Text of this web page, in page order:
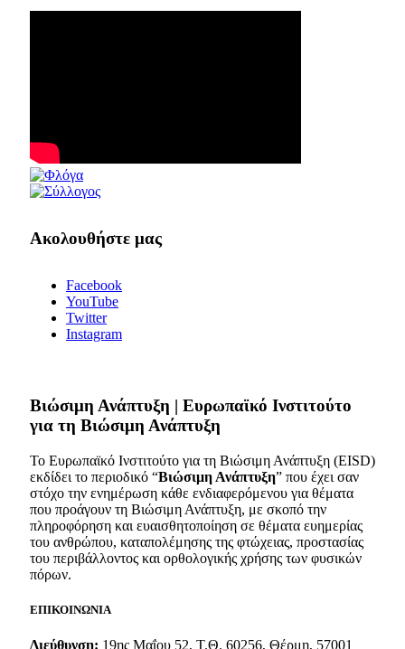
Ακολουθήστε μας
Facebook
YouTube
Twitter
Instagram
Bιώσιμη Ανάπτυξη | Ευρωπαϊκό Ινστιτούτο
για τη Βιώσιμη Ανάπτυξη
Το Ευρωπαϊκό Ινστιτούτο για τη Βιώσιμη Ανάπτυξη (EISD)
εκδίδει το περιοδικό “Βιώσιμη Ανάπτυξη” που έχει σαν
στόχο την ενημέρωση κάθε ενδιαφερόμενου για θέματα
που προάγουν τη Βιώσιμη Ανάπτυξη, με σκοπό την
πληροφόρηση και ευαισθητοποίηση σε θέματα ευημερίας
του ανθρώπου, καταπολέμησης της φτώχειας, προστασίας
του περιβάλλοντος και ορθολογικής χρήσης των φυσικών
πόρων.
ΕΠΙΚΟΙΝΩΝΙΑ
Διεύθυνση: 19ης Μαΐου 52, Τ.Θ. 60256, Θέρμη, 57001